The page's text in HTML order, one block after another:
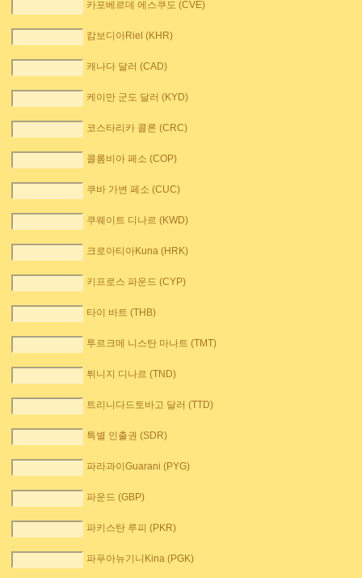
카포베르데 에스쿠도 (CVE)
캄보디아Riel (KHR)
캐나다 달러 (CAD)
케이만 군도 달러 (KYD)
코스타리카 콜론 (CRC)
콜롬비아 페소 (COP)
쿠바 가변 페소 (CUC)
쿠웨이트 디나르 (KWD)
크로아티아Kuna (HRK)
키프로스 파운드 (CYP)
타이 바트 (THB)
투르크메 니스탄 마나트 (TMT)
튀니지 디나르 (TND)
트리니다드토바고 달러 (TTD)
특별 인출권 (SDR)
파라과이Guarani (PYG)
파운드 (GBP)
파키스탄 루피 (PKR)
파푸아뉴기니Kina (PGK)